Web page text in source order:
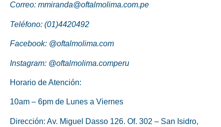
Correo: mmiranda@oftalmolima.com.pe
Teléfono: (01)4420492
Facebook: @oftalmolima.com
Instagram: @oftalmolima.comperu
Horario de Atención:
10am – 6pm de Lunes a Viernes
Dirección: Av. Miguel Dasso 126. Of. 302 – San Isidro,